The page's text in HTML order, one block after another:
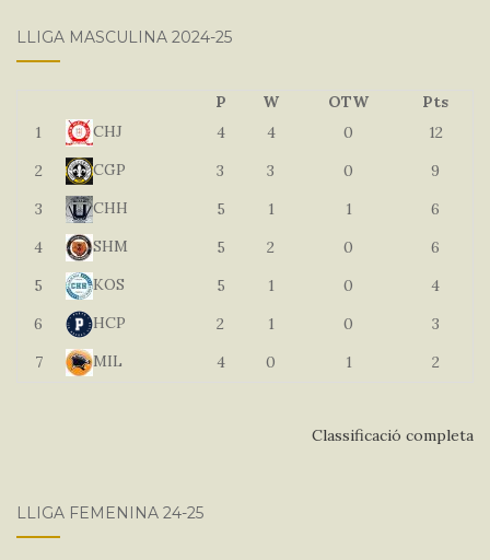
LLIGA MASCULINA 2024-25
P W OTW
Pts
1
CHJ 4 4 0
12
2
CGP 3 3 0
9
3
CHH 5 1 1
6
4
SHM 5 2 0
6
5
KOS 5 1 0
4
6
HCP 2 1 0
3
7
MIL 4 0 1 2
Classificació completa
LLIGA FEMENINA 24-25